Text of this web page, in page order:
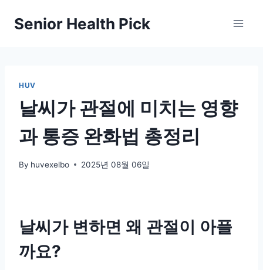
Senior Health Pick
HUV
날씨가 관절에 미치는 영향
과 통증 완화법 총정리
By huvexelbo 2025년 08월 06일
날씨가 변하면 왜 관절이 아플
까요?